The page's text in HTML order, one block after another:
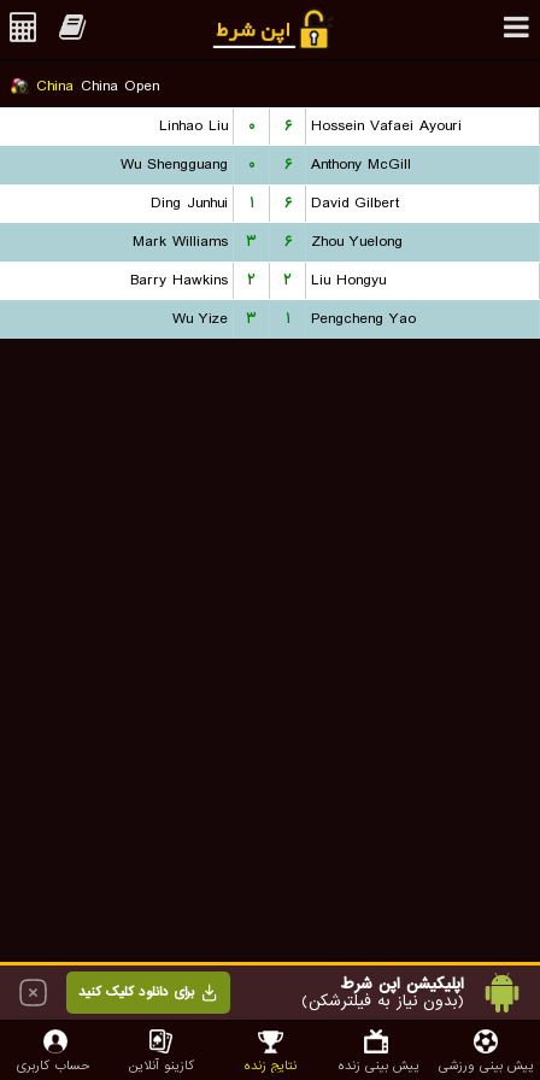
اپلیکیشن اپن شرط
(بدون نیاز به فیلترشکن) برای دانلود کلیک کنید
China China Open
Linhao Liu
۰ ۶
Hossein Vafaei Ayouri
Wu Shengguang
۰ ۶
Anthony McGill
Ding Junhui
۱ ۶
David Gilbert
Mark Williams
۳ ۶
Zhou Yuelong
Barry Hawkins
۲ ۲
Liu Hongyu
Wu Yize
۳ ۱ Pengcheng Yao
پیش بینی ورزشی پیش بینی زنده نتایج زنده کازینو آنلاین حساب کاربری